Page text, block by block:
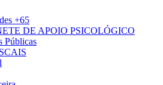
+65
DE APOIO PSICOLÓGICO
Públicas